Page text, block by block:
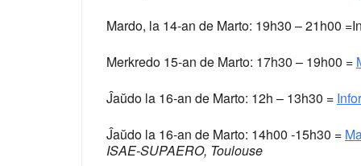
Mardo, la 14-an de Marto: 19h30 – 21h00
Merkredo 15-an de Marto: 17h30 – 19h00 =
Ĵaŭdo la 16-an de Marto: 12h – 13h30 =
Ĵaŭdo la 16-an de Marto: 14h00 -15h30 =
ISAE-SUPAERO, Toulouse